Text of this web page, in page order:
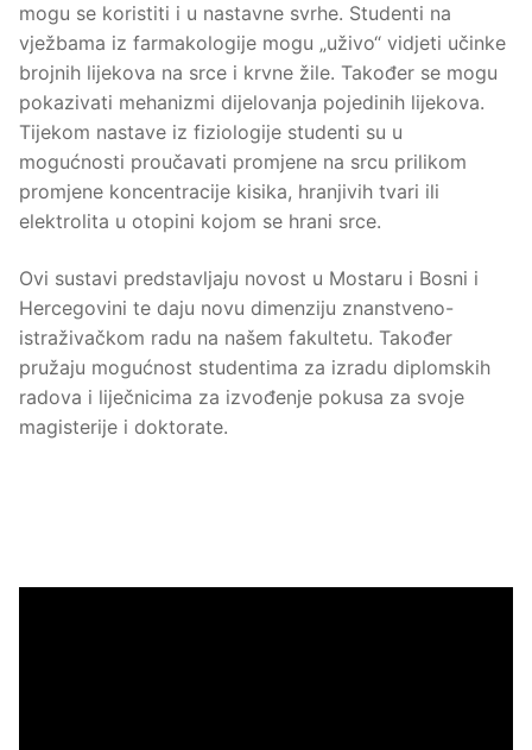
mogu se koristiti i u nastavne svrhe. Studenti na
vježbama iz farmakologije mogu „uživo“ vidjeti učinke
brojnih lijekova na srce i krvne žile. Također se mogu
pokazivati mehanizmi dijelovanja pojedinih lijekova.
Tijekom nastave iz fiziologije studenti su u
mogućnosti proučavati promjene na srcu prilikom
promjene koncentracije kisika, hranjivih tvari ili
elektrolita u otopini kojom se hrani srce.
Ovi sustavi predstavljaju novost u Mostaru i Bosni i
Hercegovini te daju novu dimenziju znanstveno-
istraživačkom radu na našem fakultetu. Također
pružaju mogućnost studentima za izradu diplomskih
radova i liječnicima za izvođenje pokusa za svoje
magisterije i doktorate.